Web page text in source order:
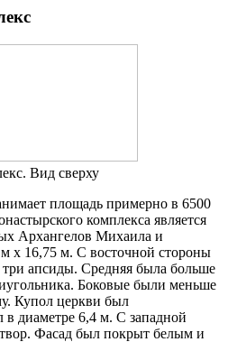
Вид сверху
площадь примерно в 6500
комплекса является
Архангелов Михаила и
х 16,75 м. С восточной стороны
апсиды. Средняя была больше
Боковые были меньше
Купол церкви был
диаметре 6,4 м. С западной
Фасад был покрыт белым и